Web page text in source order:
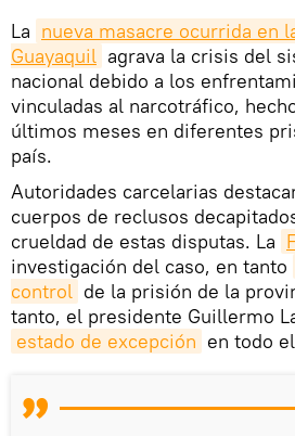
La nueva masacre ocurrida en
Guayaquil agrava la crisis del
nacional debido a los
vinculadas al narcotráfico,
últimos meses en diferentes
país.
Autoridades carcelarias
cuerpos de reclusos
crueldad de estas disputas. La
investigación del caso, en tanto
control de la prisión de la
tanto, el presidente Guillermo
estado de excepción en todo